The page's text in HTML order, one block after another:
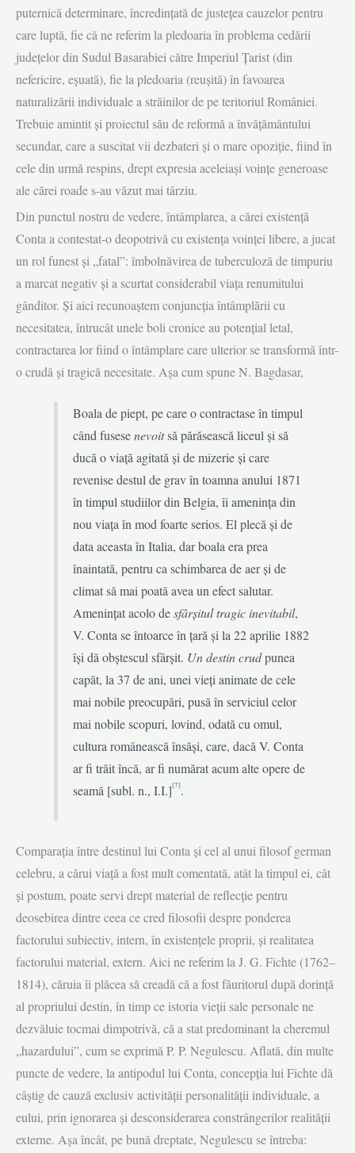
puternică determinare, încredințată de justețea cauzelor pentru
care luptă, fie că ne referim la pledoaria în problema cedării
județelor din Sudul Basarabiei către Imperiul Țarist (din
nefericire, eșuată), fie la pledoaria (reușită) în favoarea
naturalizării individuale a străinilor de pe teritoriul României.
Trebuie amintit și proiectul său de reformă a învățământului
secundar, care a suscitat vii dezbateri și o mare opoziție, fiind în
cele din urmă respins, drept expresia aceleiași voințe generoase
ale cărei roade s-au văzut mai târziu.
Din punctul nostru de vedere, întâmplarea, a cărei existență
Conta a contestat-o deopotrivă cu existența voinței libere, a jucat
un rol funest și „fatal”: îmbolnăvirea de tuberculoză de timpuriu
a marcat negativ și a scurtat considerabil viața renumitului
gânditor. Și aici recunoaștem conjuncția întâmplării cu
necesitatea, întrucât unele boli cronice au potențial letal,
contractarea lor fiind o întâmplare care ulterior se transformă într-
o crudă și tragică necesitate. Așa cum spune N. Bagdasar,
Boala de piept, pe care o contractase în timpul
când fusesenevoitsă părăsească liceul și să
ducă o viață agitată și de mizerie și care
revenise destul de grav în toamna anului 1871
în timpul studiilor din Belgia, îi amenința din
nou viața în mod foarte serios. El plecă și de
data aceasta în Italia, dar boala era prea
înaintată, pentru ca schimbarea de aer și de
climat să mai poată avea un efect salutar.
Amenințat acolo desfârșitul tragic inevitabil,
V. Conta se întoarce în țară și la 22 aprilie 1882
își dă obștescul sfârșit. Un destin crudpunea
capăt, la 37 de ani, unei vieți animate de cele
mai nobile preocupări, pusă în serviciul celor
mai nobile scopuri, lovind, odată cu omul,
cultura românească însăși, care, dacă V. Conta
ar fi trăit încă, ar fi numărat acum alte opere de
seamă [subl. n., I.I.][7].
Comparația între destinul lui Conta și cel al unui filosof german
celebru, a cărui viață a fost mult comentată, atât la timpul ei, cât
și postum, poate servi drept material de reflecție pentru
deosebirea dintre ceea ce cred filosofii despre ponderea
factorului subiectiv, intern, în existențele proprii, și realitatea
factorului material, extern. Aici ne referim la J. G. Fichte (1762–
1814), căruia îi plăcea să creadă că a fost făuritorul după dorință
al propriului destin, în timp ce istoria vieții sale personale ne
dezvăluie tocmai dimpotrivă, că a stat predominant la cheremul
„hazardului”, cum se exprimă P. P. Negulescu. Aflată, din multe
puncte de vedere, la antipodul lui Conta, concepția lui Fichte dă
câștig de cauză exclusiv activității personalității individuale, a
eului, prin ignorarea și desconsiderarea constrângerilor realității
externe. Așa încât, pe bună dreptate, Negulescu se întreba: